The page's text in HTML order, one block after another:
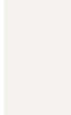
İBOVİA'nın suya
seti, toz formuyla
Birse 12’li
Yüksek
Birse Kozmetik’in
pigmentasyon ve
görünümü sağlar,